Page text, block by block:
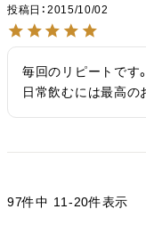
投稿日
2015/10/02
毎回のリピートです。
日常飲むには最高の
97件中 11 -20件表示